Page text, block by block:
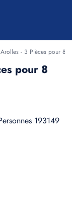
Arolles - 3 Pièces pour 8
pour 8